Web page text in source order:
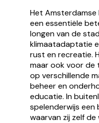
Het
een essentiële
longen van de
klimaatadaptatie
rust en recreatie.
maar ook voor de
op verschillende
beheer en
educatie. In
spelenderwijs
waarvan zij zelf